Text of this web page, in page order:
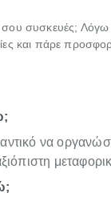
σου συσκευές;
και πάρε
να